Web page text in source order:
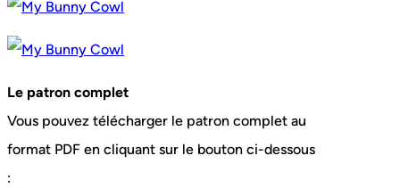
Le patron complet
Vous pouvez télécharger le patron complet au
format PDF en cliquant sur le bouton ci-dessous
: